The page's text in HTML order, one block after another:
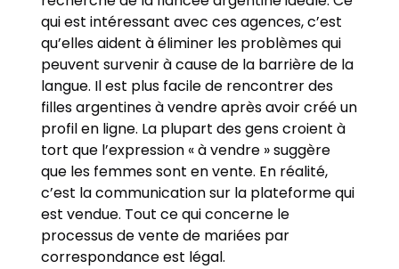
qui est intéressant avec ces agences, c’est
qu’elles aident à éliminer les problèmes qui
peuvent survenir à cause de la barrière de la
langue. Il est plus facile de rencontrer des
filles argentines à vendre après avoir créé un
profil en ligne. La plupart des gens croient à
tort que l’expression « à vendre » suggère
que les femmes sont en vente. En réalité,
c’est la communication sur la plateforme qui
est vendue. Tout ce qui concerne le
processus de vente de mariées par
correspondance est légal.